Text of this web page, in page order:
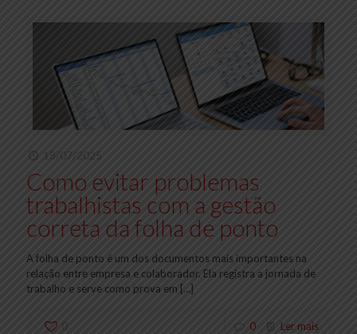
18/07/2025
Como evitar problemas
trabalhistas com a gestão
correta da folha de ponto
A folha de ponto é um dos documentos mais importantes na
relação entre empresa e colaborador. Ela registra a jornada de
trabalho e serve como prova em […]
0 0 Ler mais